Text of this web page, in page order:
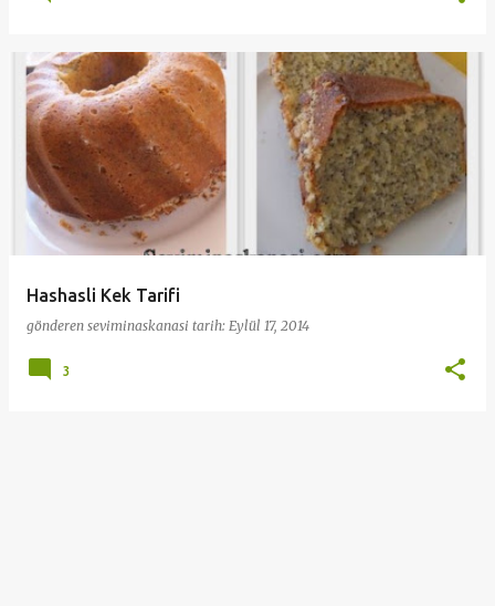
Hashasli Kek Tarifi
gönderen seviminaskanasi tarih: Eylül 17, 2014
3